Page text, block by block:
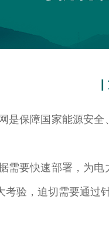
保障国家能源安
需要快速部署，为
验，迫切需要通过